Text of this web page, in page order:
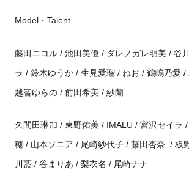
Model・Talent
藤田ニコル / 池田美優 / ダレノガレ明美 / 谷
ラ / 鈴木ゆうか / 生見愛瑠 / ねお / 鶴嶋乃愛
越智ゆらの / 前田希美 / 紗蘭
久間田琳加 / 東野佑美 / IMALU / 宮沢セイラ
穂 / 山本ソニア / 尾崎紗代子 / 藤田杏奈 / 板
川藍 / 谷まりあ / 梨衣名 / 尾崎ナナ